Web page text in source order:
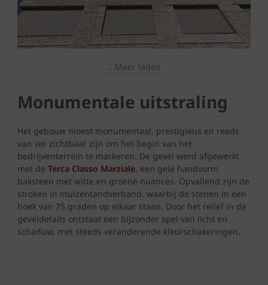
...Meer laden
Monumentale uitstraling
Het gebouw moest monumentaal, prestigieus en reeds
van ver zichtbaar zijn om het begin van het
bedrijventerrein te markeren. De gevel werd afgewerkt
met de Terca Classo Marziale, een gele handvorm
baksteen met witte en groene nuances. Opvallend zijn de
stroken in muizentandverband, waarbij de stenen in een
hoek van 75 graden op elkaar staan. Door het reliëf in de
geveldetails ontstaat een bijzonder spel van licht en
schaduw, met steeds veranderende kleurschakeringen.